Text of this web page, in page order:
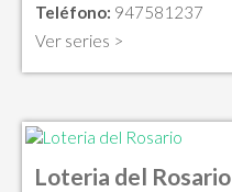
Teléfono: 947581237
Ver series >
Loteria del Rosario